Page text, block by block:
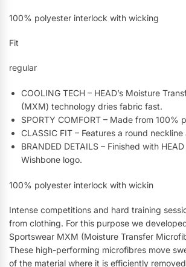
100% polyester interlock with wicking
Fit
regular
COOLING TECH – HEAD’s Moisture
(MXM) technology dries fabric fast.
SPORTY COMFORT – Made from 100%
CLASSIC FIT – Features a round
BRANDED DETAILS – Finished with
Wishbone logo.
100% polyester interlock with wickin
Intense competitions and hard training
from clothing. For this purpose we
Sportswear MXM (Moisture Transfer
These high-performing microfibres move
of the material where it is efficiently